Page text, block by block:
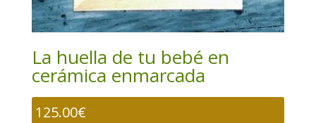
La huella de tu bebé en
cerámica enmarcada
125.00€